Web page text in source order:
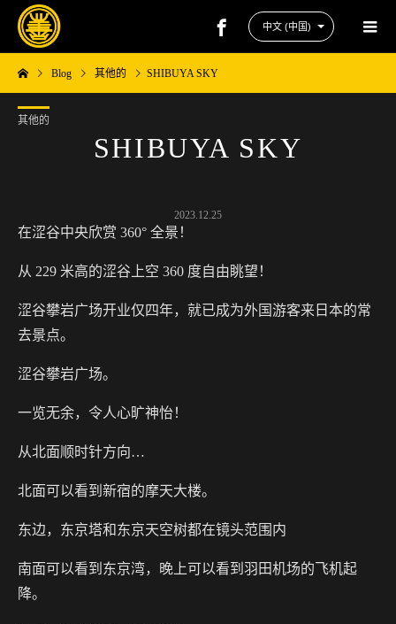
Blog 其他的 SHIBUYA SKY
其他的
SHIBUYA SKY
2023.12.25
在涩谷中央欣赏 360° 全景！
从 229 米高的涩谷上空 360 度自由眺望！
涩谷攀岩广场开业仅四年，就已成为外国游客来日本的常
去景点。
涩谷攀岩广场。
一览无余，令人心旷神怡！
从北面顺时针方向…
北面可以看到新宿的摩天大楼。
东边，东京塔和东京天空树都在镜头范围内
南面可以看到东京湾，晚上可以看到羽田机场的飞机起
降。